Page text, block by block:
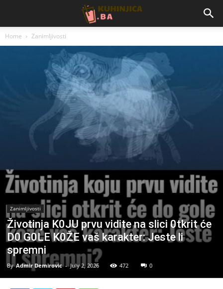
Home Zanimljivosti
Zanimljivosti
Životinja K0JU prvu vidite na slici 0tkrit će
D0 G0LE K0ŽE vaš karakter: Jeste li
spremni
By Admir Demirovic - July 2, 2026 472 0